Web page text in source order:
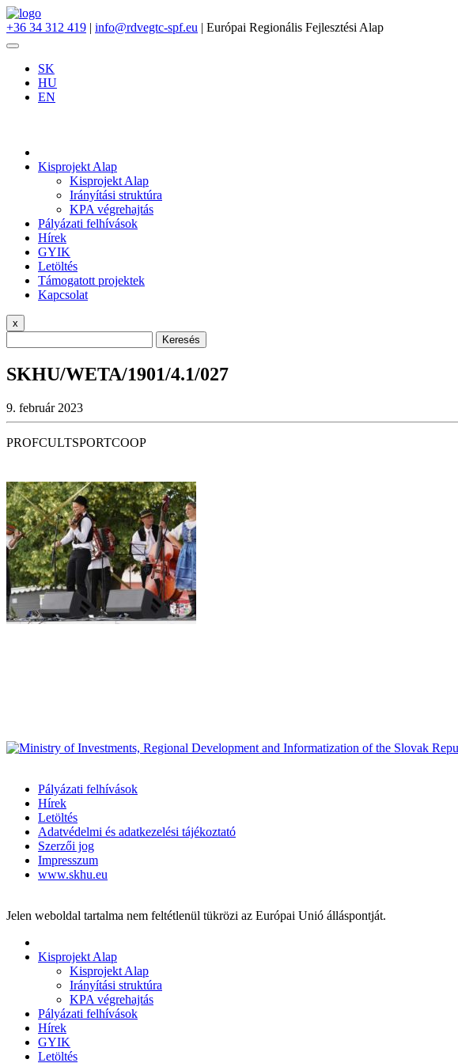
+36 34 312 419 | info@rdvegtc-spf.eu | Európai Regionális Fejlesztési Alap
SK
HU
EN
Kisprojekt Alap
Kisprojekt Alap
Irányítási struktúra
KPA végrehajtás
Pályázati felhívások
Hírek
GYIK
Letöltés
Támogatott projektek
Kapcsolat
x
Keresés
SKHU/WETA/1901/4.1/027
9. február 2023
PROFCULTSPORTCOOP
Pályázati felhívások
Hírek
Letöltés
Adatvédelmi és adatkezelési tájékoztató
Szerzői jog
Impresszum
www.skhu.eu
Jelen weboldal tartalma nem feltétlenül tükrözi az Európai Unió álláspontját.
Kisprojekt Alap
Kisprojekt Alap
Irányítási struktúra
KPA végrehajtás
Pályázati felhívások
Hírek
GYIK
Letöltés